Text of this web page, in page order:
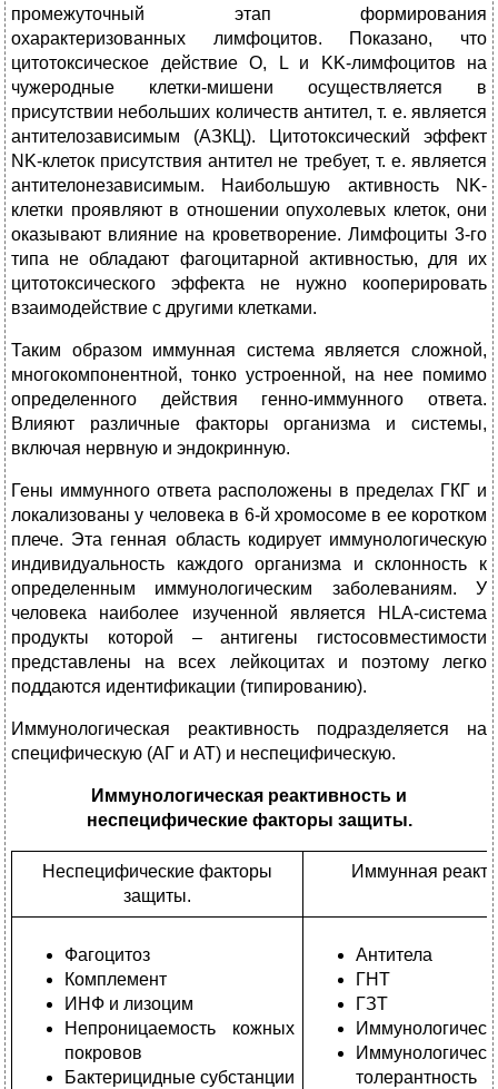
промежуточный этап формирования
охарактеризованных лимфоцитов. Показано, что
цитотоксическое действие O, L и KK-лимфоцитов на
чужеродные клетки-мишени осуществляется в
присутствии небольших количеств антител, т. е. является
антителозависимым (АЗКЦ). Цитотоксический эффект
NK-клеток присутствия антител не требует, т. е. является
антителонезависимым. Наибольшую активность NK-
клетки проявляют в отношении опухолевых клеток, они
оказывают влияние на кроветворение. Лимфоциты 3-го
типа не обладают фагоцитарной активностью, для их
цитотоксического эффекта не нужно кооперировать
взаимодействие с другими клетками.
Таким образом иммунная система является сложной,
многокомпонентной, тонко устроенной, на нее помимо
определенного действия генно-иммунного ответа.
Влияют различные факторы организма и системы,
включая нервную и эндокринную.
Гены иммунного ответа расположены в пределах ГКГ и
локализованы у человека в 6-й хромосоме в ее коротком
плече. Эта генная область кодирует иммунологическую
индивидуальность каждого организма и склонность к
определенным иммунологическим заболеваниям. У
человека наиболее изученной является HLA-система
продукты которой – антигены гистосовместимости
представлены на всех лейкоцитах и поэтому легко
поддаются идентификации (типированию).
Иммунологическая реактивность подразделяется на
специфическую (АГ и АТ) и неспецифическую.
Иммунологическая реактивность и
неспецифические факторы защиты.
Неспецифические факторы
защиты.
Иммунная
Фагоцитоз
Комплемент
ИНФ и лизоцим
Непроницаемость кожных
покровов
Бактерицидные субстанции
Антитела
ГНТ
ГЗТ
толерантность